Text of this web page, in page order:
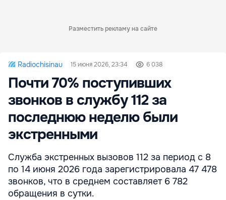
Разместить рекламу на сайте
Radiochisinau 15 июня 2026, 23:34 6 038
Почти 70% поступивших
звонков в службу 112 за
последнюю неделю были
экстренными
Служба экстренных вызовов 112 за период с 8
по 14 июня 2026 года зарегистрировала 47 478
звонков, что в среднем составляет 6 782
обращения в сутки.